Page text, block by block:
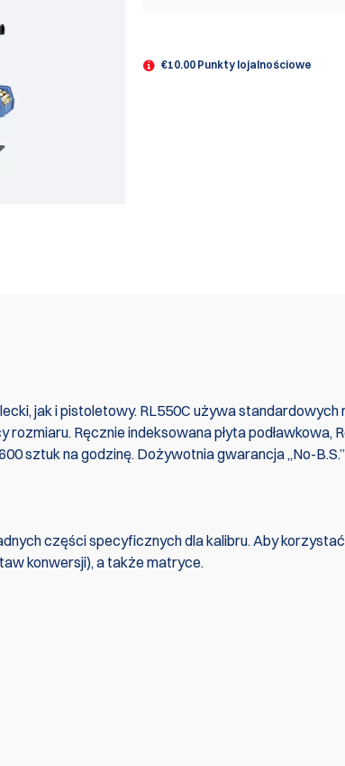
€10.00 Punkty lojalnościowe
jak i pistoletowy. RL550C używa standardowych
Ręcznie indeksowana płyta podławkowa,
sztuk na godzinę. Dożywotnia gwarancja „No-B.S.”
części specyficznych dla kalibru. Aby
konwersji), a także matryce.